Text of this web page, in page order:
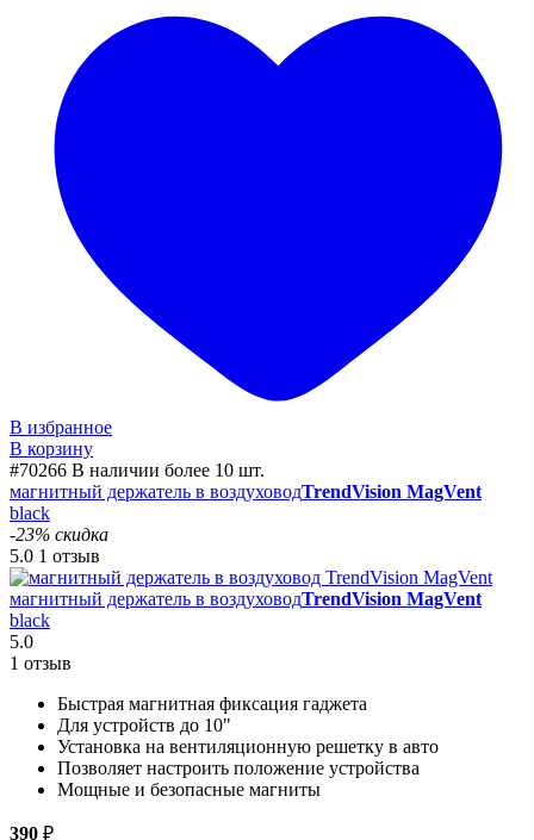
В избранное
В корзину
#70266 В наличии более 10 шт.
магнитный держатель в воздуховодTrendVision MagVent
black
-23% скидка
5.0 1 отзыв
магнитный держатель в воздуховодTrendVision MagVent
black
5.0
1 отзыв
Быстрая магнитная фиксация гаджета
Для устройств до 10"
Установка на вентиляционную решетку в авто
Позволяет настроить положение устройства
Мощные и безопасные магниты
390 ₽